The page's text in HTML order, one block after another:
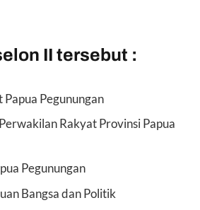
II tersebut :
Pegunungan
Rakyat Provinsi Papua
Pegunungan
Bangsa dan Politik